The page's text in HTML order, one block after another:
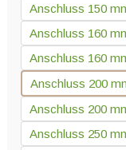
Anschluss 150
Anschluss 160
Anschluss 160
Anschluss 200
Anschluss 200
Anschluss 250